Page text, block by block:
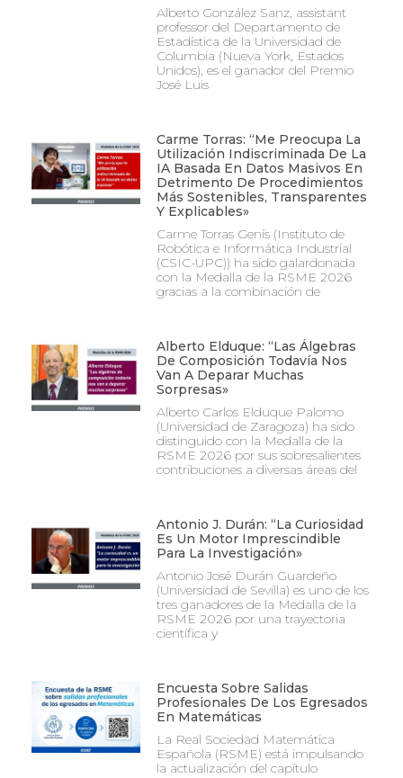
Alberto González Sanz, assistant
professor del Departamento de
Estadística de la Universidad de
Columbia (Nueva York, Estados
Unidos), es el ganador del Premio
José Luis
Carme Torras: “Me Preocupa La
Utilización Indiscriminada De La
IA Basada En Datos Masivos En
Detrimento De Procedimientos
Más Sostenibles, Transparentes
Y Explicables»
Carme Torras Genís (Instituto de
Robótica e Informática Industrial
(CSIC-UPC)) ha sido galardonada
con la Medalla de la RSME 2026
gracias a la combinación de
Alberto Elduque: “Las Álgebras
De Composición Todavía Nos
Van A Deparar Muchas
Sorpresas»
Alberto Carlos Elduque Palomo
(Universidad de Zaragoza) ha sido
distinguido con la Medalla de la
RSME 2026 por sus sobresalientes
contribuciones a diversas áreas del
Antonio J. Durán: “La Curiosidad
Es Un Motor Imprescindible
Para La Investigación»
Antonio José Durán Guardeño
(Universidad de Sevilla) es uno de los
tres ganadores de la Medalla de la
RSME 2026 por una trayectoria
científica y
Encuesta Sobre Salidas
Profesionales De Los Egresados
En Matemáticas
La Real Sociedad Matemática
Española (RSME) está impulsando
la actualización del capítulo